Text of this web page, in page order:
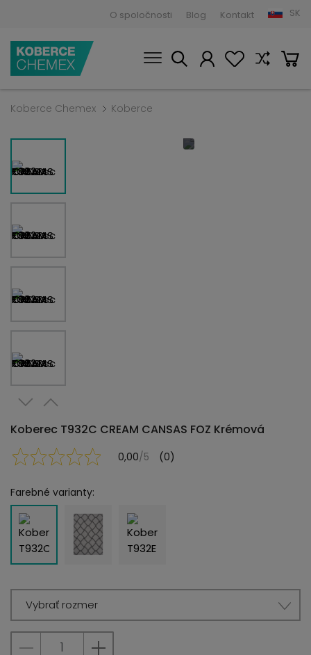
O spoločnosti Blog Kontakt SK
Koberce Chemex Koberce
Koberec T932C CREAM CANSAS FOZ Krémová
0,00/5 (0)
Farebné varianty:
Vybrať rozmer